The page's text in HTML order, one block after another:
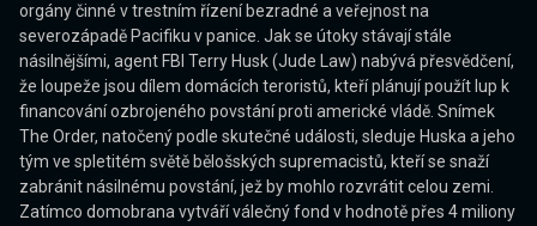
orgány činné v trestním řízení bezradné a veřejnost na
severozápadě Pacifiku v panice. Jak se útoky stávají stále
násilnějšími, agent FBI Terry Husk (Jude Law) nabývá přesvědčení,
že loupeže jsou dílem domácích teroristů, kteří plánují použít lup k
financování ozbrojeného povstání proti americké vládě. Snímek
The Order, natočený podle skutečné události, sleduje Huska a jeho
tým ve spletitém světě bělošských supremacistů, kteří se snaží
zabránit násilnému povstání, jež by mohlo rozvrátit celou zemi.
Zatímco domobrana vytváří válečný fond v hodnotě přes 4 miliony